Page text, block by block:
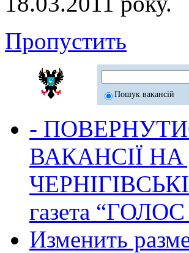
Пропустить
Пошук вакансій
-
ВАКАНСІЇ
газета
Изменить